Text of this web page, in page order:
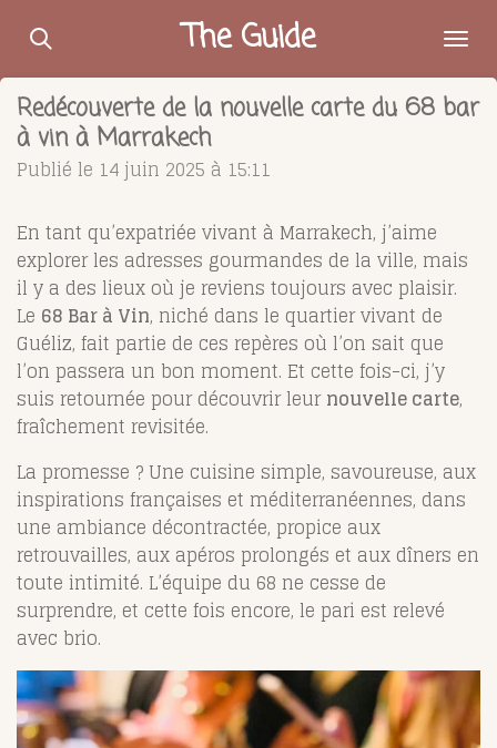
Passer
contenu
principal
The Guide
Redécouverte de la nouvelle carte du 68 bar
à vin à Marrakech
Publié le 14 juin 2025 à 15:11
En tant qu’expatriée vivant à Marrakech, j’aime
explorer les adresses gourmandes de la ville, mais
il y a des lieux où je reviens toujours avec plaisir.
Le 68 Bar à Vin, niché dans le quartier vivant de
Guéliz, fait partie de ces repères où l’on sait que
l’on passera un bon moment. Et cette fois-ci, j’y
suis retournée pour découvrir leurnouvelle carte,
fraîchement revisitée.
La promesse ? Une cuisine simple, savoureuse, aux
inspirations françaises et méditerranéennes, dans
une ambiance décontractée, propice aux
retrouvailles, aux apéros prolongés et aux dîners en
toute intimité. L’équipe du 68 ne cesse de
surprendre, et cette fois encore, le pari est relevé
avec brio.